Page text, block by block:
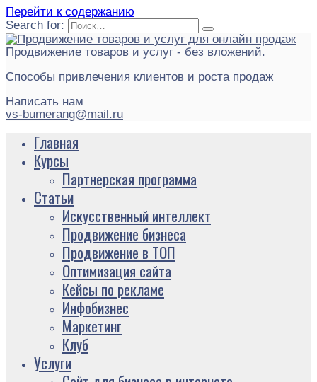
Перейти к содержанию
Search for:
Продвижение товаров и услуг - без вложений.
Способы привлечения клиентов и роста продаж
Написать нам
vs-bumerang@mail.ru
Главная
Курсы
Партнерская программа
Статьи
Искусственный интеллект
Продвижение бизнеса
Продвижение в ТОП
Оптимизация сайта
Кейсы по рекламе
Инфобизнес
Маркетинг
Клуб
Услуги